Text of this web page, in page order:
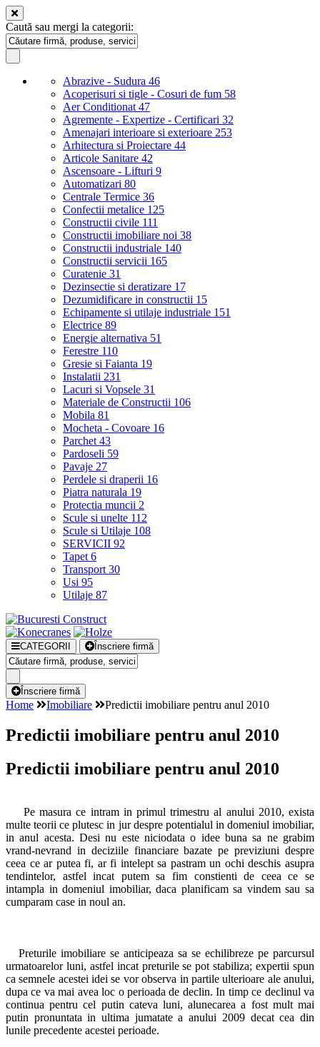
Caută sau mergi la categorii:
Abrazive - Sudura 46
Acoperisuri si tigle - Cosuri de fum 58
Aer Conditionat 47
Agremente - Expertize - Certificari 32
Amenajari interioare si exterioare 253
Arhitectura si Proiectare 44
Articole Sanitare 42
Ascensoare - Lifturi 9
Automatizari 80
Centrale Termice 36
Confectii metalice 125
Constructii civile 111
Constructii imobiliare noi 38
Constructii industriale 140
Constructii servicii 165
Curatenie 31
Dezinsectie si deratizare 17
Dezumidificare in constructii 15
Echipamente si utilaje industriale 151
Electrice 89
Energie alternativa 51
Ferestre 110
Gresie si Faianta 19
Instalatii 231
Lacuri si Vopsele 31
Materiale de Constructii 106
Mobila 81
Mocheta - Covoare 16
Parchet 43
Pardoseli 59
Pavaje 27
Perdele si draperii 16
Piatra naturala 19
Protectia muncii 2
Scule si unelte 112
Scule si Utilaje 108
SERVICII 92
Tapet 6
Transport 30
Usi 95
Utilaje 87
CATEGORII Înscriere firmă
Înscriere firmă
Home Imobiliare Predictii imobiliare pentru anul 2010
Predictii imobiliare pentru anul 2010
Predictii imobiliare pentru anul 2010
Pe masura ce intram in primul trimestru al anului 2010, exista
multe teorii ce plutesc in jur despre potentialul in domeniul imobiliar,
in anul acesta. Desi nu este niciodata o idee buna sa ne grabim
vrand-nevrand in deciziile financiare bazate pe previziuni despre
ceea ce ar putea fi, ar fi intelept sa pastram un ochi deschis asupra
tendintelor, astfel incat putem sa fim constienti de ceea ce se
intampla in domeniul imobiliar, daca planificam sa vindem sau sa
cumparam case in noul an.
Preturile imobiliare se anticipeaza sa se echilibreze pe parcursul
urmatoarelor luni, astfel incat preturile se pot stabiliza; expertii spun
ca semnele acestei idei se vor observa in partile ulterioare ale anului,
dupa ce va mai avea loc o perioada de declin. In timp ce declinul va
continua pentru cel putin cateva luni, alunecarea a fost mult mai
putin pronuntata in ultima jumatate a anului 2009 decat cea din
lunile precedente acestei perioade.